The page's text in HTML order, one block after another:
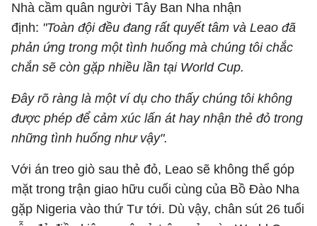
Nhà cầm quân người Tây Ban Nha nhận
định: "Toàn đội đều đang rất quyết tâm và Leao đã
phản ứng trong một tình huống mà chúng tôi chắc
chắn sẽ còn gặp nhiều lần tại World Cup.
Đây rõ ràng là một ví dụ cho thấy chúng tôi không
được phép để cảm xúc lấn át hay nhận thẻ đỏ trong
những tình huống như vậy".
Với án treo giò sau thẻ đỏ, Leao sẽ không thể góp
mặt trong trận giao hữu cuối cùng của Bồ Đào Nha
gặp Nigeria vào thứ Tư tới. Dù vậy, chân sút 26 tuổi